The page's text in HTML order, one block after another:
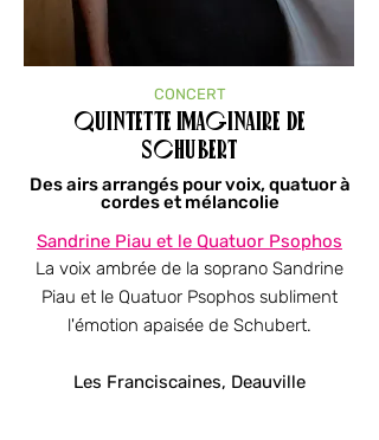
CONCERT
Quintette imaginaire de
Schubert
Des airs arrangés pour voix, quatuor à
cordes et mélancolie
Sandrine Piau et le Quatuor Psophos
La voix ambrée de la soprano Sandrine
Piau et le Quatuor Psophos subliment
l'émotion apaisée de Schubert.
Les Franciscaines, Deauville